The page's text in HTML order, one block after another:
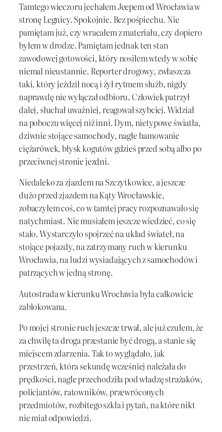
Tamtego wieczoru jechałem Jeepem od Wrocławia w
stronę Legnicy. Spokojnie. Bez pośpiechu. Nie
pamiętam już, czy wracałem z materiału, czy dopiero
byłem w drodze. Pamiętam jednak ten stan
zawodowej gotowości, który nosiłem wtedy w sobie
niemal nieustannie. Reporter drogowy, zwłaszcza
taki, który jeździł nocą i żył rytmem służb, nigdy
naprawdę nie wyłączał odbioru. Człowiek patrzył
dalej, słuchał uważniej, reagował szybciej. Widział
na poboczu więcej niż inni. Dym, nietypowe światła,
dziwnie stojące samochody, nagłe hamowanie
ciężarówek, błysk kogutów gdzieś przed sobą albo po
przeciwnej stronie jezdni.
Niedaleko za zjazdem na Szczytkowice, a jeszcze
dużo przed zjazdem na Kąty Wrocławskie,
zobaczyłem coś, co w tamtej pracy rozpoznawało się
natychmiast. Nie musiałem jeszcze wiedzieć, co się
stało. Wystarczyło spojrzeć na układ świateł, na
stojące pojazdy, na zatrzymany ruch w kierunku
Wrocławia, na ludzi wysiadających z samochodów i
patrzących w jedną stronę.
Autostrada w kierunku Wrocławia była całkowicie
zablokowana.
Po mojej stronie ruch jeszcze trwał, ale już czułem, że
za chwilę ta droga przestanie być drogą, a stanie się
miejscem zdarzenia. Tak to wyglądało, jak
przestrzeń, która sekundę wcześniej należała do
prędkości, nagle przechodziła pod władzę strażaków,
policjantów, ratowników, przewróconych
przedmiotów, rozbitego szkła i pytań, na które nikt
nie miał odpowiedzi.